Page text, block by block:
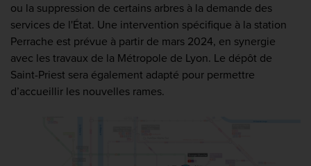
ou la suppression de certains arbres à la demande des
services de l'État. Une intervention spécifique à la station
Perrache est prévue à partir de mars 2024, en synergie
avec les travaux de la Métropole de Lyon. Le dépôt de
Saint-Priest sera également adapté pour permettre
d’accueillir les nouvelles rames.